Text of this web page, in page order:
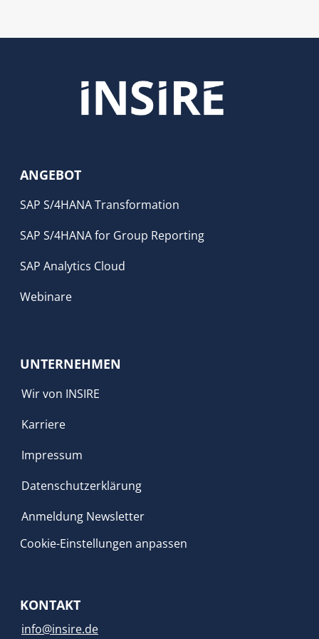
ANGEBOT
SAP S/4HANA Transformation
SAP S/4HANA for Group Reporting
SAP Analytics Cloud
Webinare
UNTERNEHMEN
Wir von INSIRE
Karriere
Impressum
Datenschutzerklärung
Anmeldung Newsletter
Cookie-Einstellungen anpassen
KONTAKT
info@insire.de